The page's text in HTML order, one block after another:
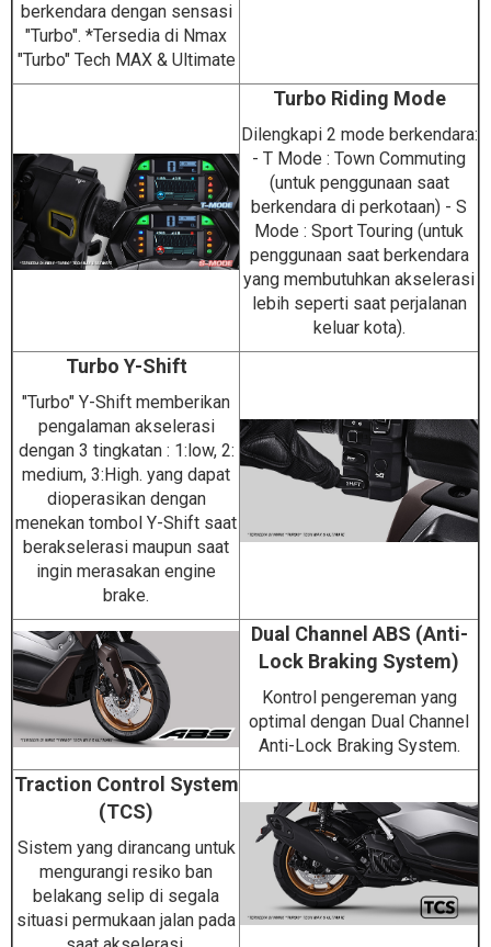
berkendara dengan sensasi
"Turbo". *Tersedia di Nmax
"Turbo" Tech MAX & Ultimate
Turbo Riding Mode
Dilengkapi 2 mode berkendara:
- T Mode : Town Commuting
(untuk penggunaan saat
berkendara di perkotaan) - S
Mode : Sport Touring (untuk
penggunaan saat berkendara
yang membutuhkan akselerasi
lebih seperti saat perjalanan
keluar kota).
Turbo Y-Shift
"Turbo" Y-Shift memberikan
pengalaman akselerasi
dengan 3 tingkatan : 1:low, 2:
medium, 3:High. yang dapat
dioperasikan dengan
menekan tombol Y-Shift saat
berakselerasi maupun saat
ingin merasakan engine
brake.
Dual Channel ABS (Anti-
Lock Braking System)
Kontrol pengereman yang
optimal dengan Dual Channel
Anti-Lock Braking System.
Traction Control System
(TCS)
Sistem yang dirancang untuk
mengurangi resiko ban
belakang selip di segala
situasi permukaan jalan pada